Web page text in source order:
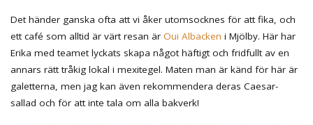
Det händer ganska ofta att vi åker utomsocknes för att fika, och
ett café som alltid är värt resan är Oui Albacken i Mjölby. Här har
Erika med teamet lyckats skapa något häftigt och fridfullt av en
annars rätt tråkig lokal i mexitegel. Maten man är känd för här är
galetterna, men jag kan även rekommendera deras Caesar-
sallad och för att inte tala om alla bakverk!